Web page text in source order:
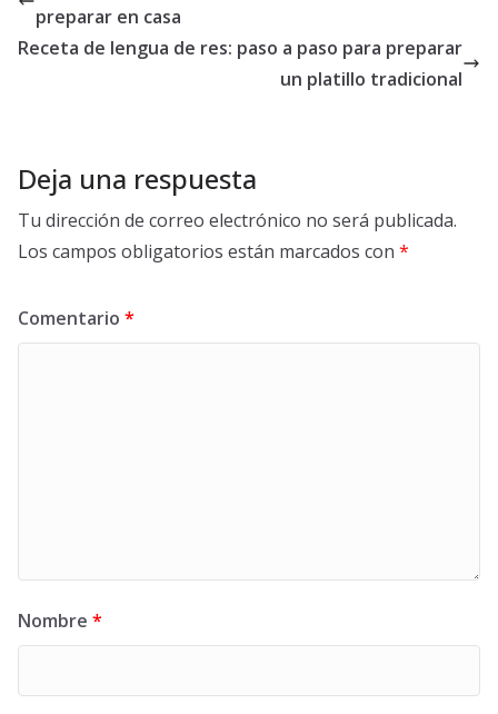
preparar en casa
Receta de lengua de res: paso a paso para preparar
un platillo tradicional
Deja una respuesta
Tu dirección de correo electrónico no será publicada.
Los campos obligatorios están marcados con *
Comentario *
Nombre *